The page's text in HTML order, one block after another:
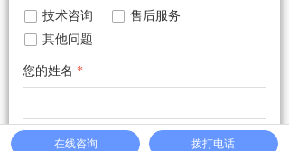
技术咨询 售后服务
其他问题
您的姓名 *
您的电话 *
在线咨询 拨打电话